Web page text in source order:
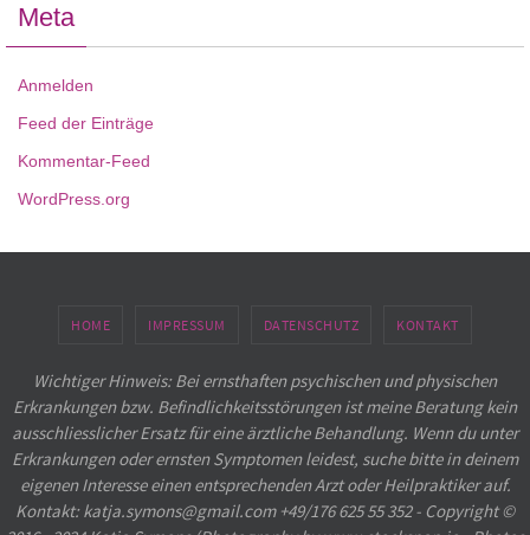
Meta
Anmelden
Feed der Einträge
Kommentar-Feed
WordPress.org
HOME IMPRESSUM DATENSCHUTZ KONTAKT
Wichtiger Hinweis: Bei ernsthaften psychischen und physischen
Erkrankungen bzw. Befindlichkeitsstörungen ist meine Beratung kein
ausschliesslicher Ersatz für eine ärztliche Behandlung. Wenn du unter
Erkrankungen oder ernsten Symptomen leidest, suche bitte in deinem
eigenen Interesse einen entsprechenden Arzt oder Heilpraktiker auf.
Kontakt: katja.symons@gmail.com +49/176 625 55 352 - Copyright ©